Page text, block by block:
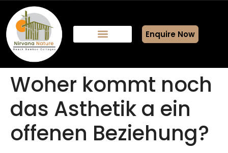
Enquire Now
Woher kommt noch
das Asthetik a ein
offenen Beziehung?